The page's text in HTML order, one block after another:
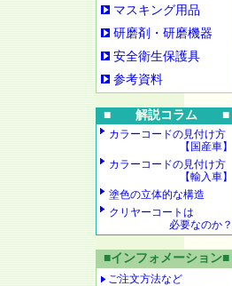
マスキング用品
研磨剤・研磨機器
安全衛生保護具
参考資料
■ 解説コラム ■
カラーコードの見付け方
【国産車】
カラーコードの見付け方
【輸入車】
塗色の立体的な構造
クリヤーコートは
必要なのか？
■インフォメーション■
ご注文方法など